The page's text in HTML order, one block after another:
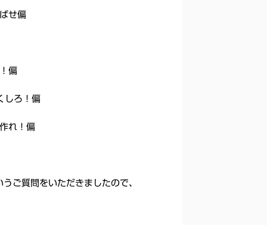
せ偏
偏
ろ！偏
れ！偏
ご質問をいただきましたので、